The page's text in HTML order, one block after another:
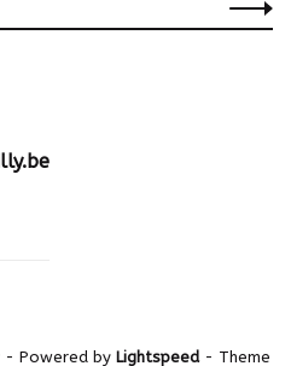
- Powered by Lightspeed- Theme